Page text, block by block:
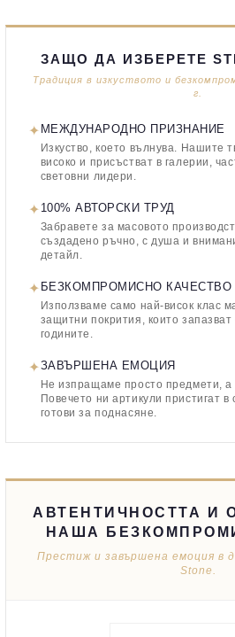
ЗАЩО ДА ИЗБЕРЕТЕ
Традиция в изкуството и
г.
✦ МЕЖДУНАРОДНО ПРИЗНАНИЕ
Изкуство, което вълнува. Нашите
високо и присъстват в галерии,
световни лидери.
✦ 100% АВТОРСКИ ТРУД
Забравете за масовото
създадено ръчно, с душа и
детайл.
✦ БЕЗКОМПРОМИСНО КАЧЕСТВО
Използваме само най-висок клас
защитни покрития, които
годините.
✦ЗАВЪРШЕНА ЕМОЦИЯ
Не изпращаме просто предмети, а
Повечето ни артикули пристигат в
готови за поднасяне.
АВТЕНТИЧНОСТТА И
НАША
Престиж и завършена емоция в
Stone.